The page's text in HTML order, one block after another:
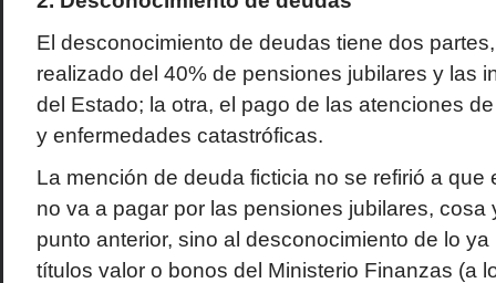
El desconocimiento de deudas tiene dos
realizado del 40% de pensiones jubilares y las
del Estado; la otra, el pago de las atenciones
y enfermedades catastróficas.
La mención de deuda ficticia no se refirió a que
no va a pagar por las pensiones jubilares, cosa
punto anterior, sino al desconocimiento de lo
títulos valor o bonos del Ministerio Finanzas (a